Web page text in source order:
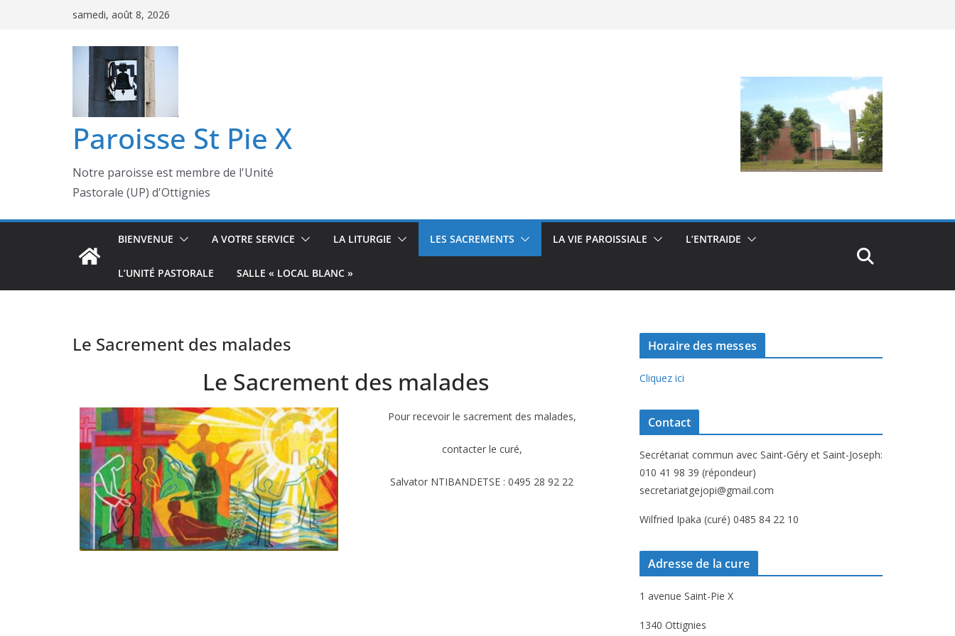
samedi, août 8, 2026
Paroisse St Pie X
Notre paroisse est membre de l'Unité
Pastorale (UP) d'Ottignies
BIENVENUE A VOTRE SERVICE LA LITURGIE LES SACREMENTS LA VIE PAROISSIALE L’ENTRAIDE
L’UNITÉ PASTORALE SALLE « LOCAL BLANC »
Le Sacrement des malades
Le Sacrement des malades
Pour recevoir le sacrement des malades,
contacter le curé,
Salvator NTIBANDETSE : 0495 28 92 22
Horaire des messes
Cliquez ici
Contact
Secrétariat commun avec Saint-Géry et Saint-Joseph:
010 41 98 39 (répondeur)
secretariatgejopi@gmail.com
Wilfried Ipaka (curé) 0485 84 22 10
Adresse de la cure
1 avenue Saint-Pie X
1340 Ottignies